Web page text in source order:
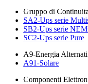
Gruppo di
SA2-Ups serie
SB2-Ups serie
SC2-Ups serie Pure
A9-Energia
A91-Solare
Componenti